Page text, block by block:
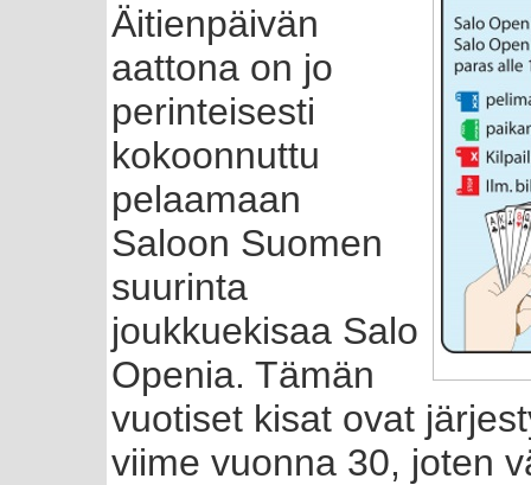
Äitienpäivän
aattona on jo
perinteisesti
kokoonnuttu
pelaamaan
Saloon Suomen
suurinta
joukkuekisaa Salo
Openia. Tämän
vuotiset kisat ovat
viime vuonna 30, joten